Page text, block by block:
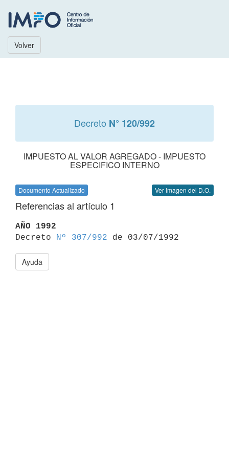
Volver
Decreto N° 120/992
IMPUESTO AL VALOR AGREGADO - IMPUESTO
ESPECIFICO INTERNO
Documento Actualizado Ver Imagen del D.O.
Referencias al artículo 1
AÑO 1992
Decreto
Nº 307/992
Ayuda